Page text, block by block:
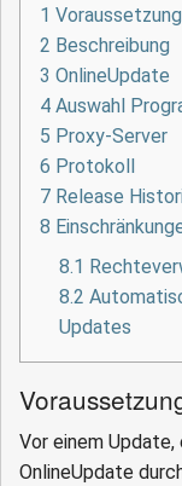
1 Voraussetzung
2 Beschreibung
3 OnlineUpdate
4 Auswahl
5 Proxy-Server
6 Protokoll
7 Release
8
8.1
8.2
Updates
Vor einem
OnlineUpdate